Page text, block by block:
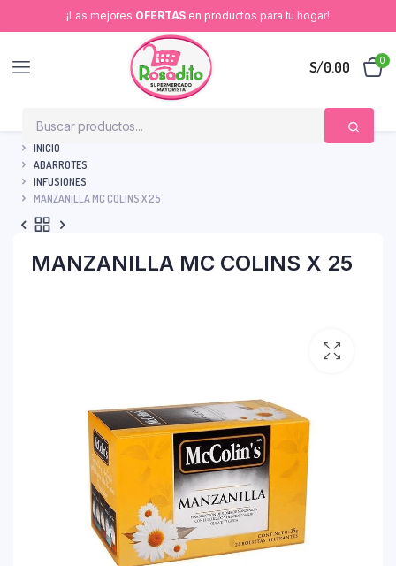
¡Las mejores OFERTAS en productos para tu hogar!
S/0.00 0
INICIO
ABARROTES
INFUSIONES
MANZANILLA MC COLINS X 25
MANZANILLA MC COLINS X 25